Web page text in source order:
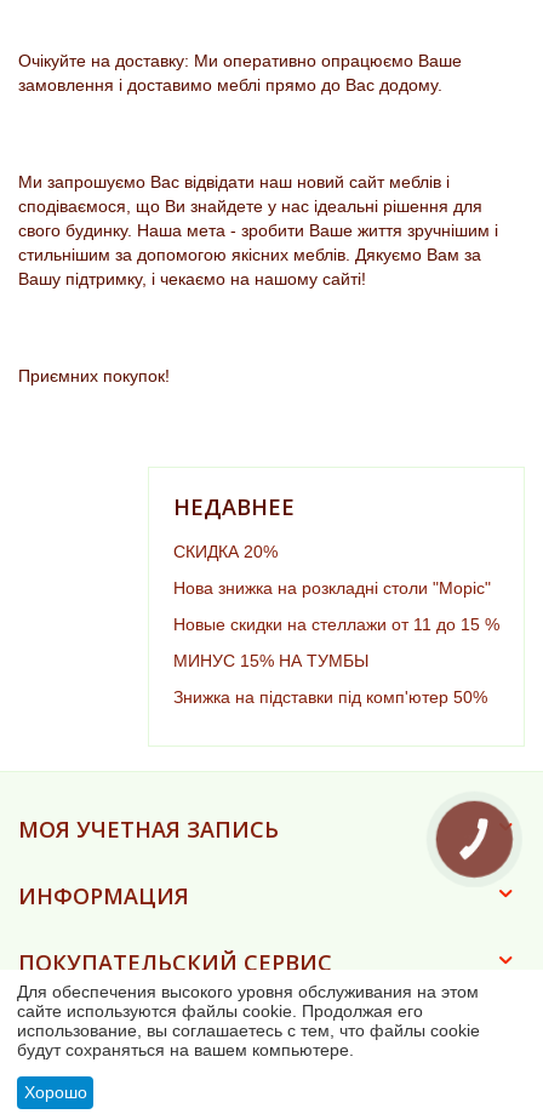
Очікуйте на доставку: Ми оперативно опрацюємо Ваше
замовлення і доставимо меблі прямо до Вас додому.
Ми запрошуємо Вас відвідати наш новий сайт меблів і
сподіваємося, що Ви знайдете у нас ідеальні рішення для
свого будинку. Наша мета - зробити Ваше життя зручнішим і
стильнішим за допомогою якісних меблів. Дякуємо Вам за
Вашу підтримку, і чекаємо на нашому сайті!
Приємних покупок!
НЕДАВНЕЕ
СКИДКА 20%
Нова знижка на розкладні столи "Моріс"
Новые скидки на стеллажи от 11 до 15 %
МИНУС 15% НА ТУМБЫ
Знижка на підставки під комп'ютер 50%
МОЯ УЧЕТНАЯ ЗАПИСЬ
ИНФОРМАЦИЯ
ПОКУПАТЕЛЬСКИЙ СЕРВИС
КОНТАКТЫ
© 2023 - 2026 Ковка-дом (ФОП Асанова Є.О.)
Для обеспечения высокого уровня обслуживания на этом
сайте используются файлы cookie. Продолжая его
использование, вы соглашаетесь с тем, что файлы cookie
будут сохраняться на вашем компьютере.
Хорошо